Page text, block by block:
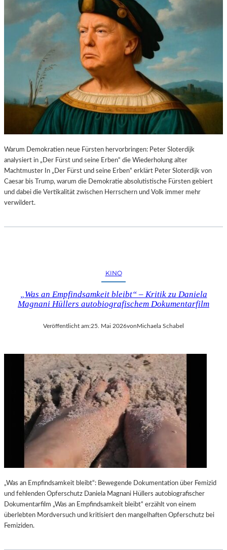
Warum Demokratien neue Fürsten hervorbringen: Peter Sloterdijk
analysiert in „Der Fürst und seine Erben“ die Wiederholung alter
Machtmuster In „Der Fürst und seine Erben“ erklärt Peter Sloterdijk von
Caesar bis Trump, warum die Demokratie absolutistische Fürsten gebiert
und dabei die Vertikalität zwischen Herrschern und Volk immer mehr
verwildert.
KINO
„Was an Empfindsamkeit bleibt“ – Kritik zu Daniela
Magnani Hüllers autobiografischem Dokumentarfilm
Veröffentlicht am:25. Mai 2026von Michaela Schabel
„Was an Empfindsamkeit bleibt“: Bewegende Dokumentation über Femizid
und fehlenden Opferschutz Daniela Magnani Hüllers autobiografischer
Dokumentarfilm „Was an Empfindsamkeit bleibt“ erzählt von einem
überlebten Mordversuch und kritisiert den mangelhaften Opferschutz bei
Femiziden.